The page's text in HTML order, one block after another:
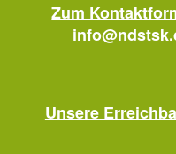
Zum
Unsere